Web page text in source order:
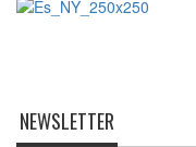
NEWSLETTER